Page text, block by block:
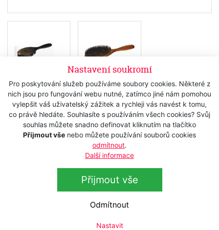
Nastavení soukromí
Pro poskytování služeb používáme soubory cookies. Některé z
nich jsou pro fungování webu nutné, zatímco jiné nám pomohou
vylepšit váš uživatelský zážitek a rychleji vás navést k tomu,
co právě hledáte. Souhlasíte s používáním všech cookies? Svůj
souhlas můžete snadno definovat kliknutím na tlačítko
Přijmout vše nebo můžete používání souborů cookies
odmítnout.
Další informace
Přijmout vše
Odmítnout
Nastavit
Skladem
345 Kč s DPH
285,12 Kč bez DPH
Koupit